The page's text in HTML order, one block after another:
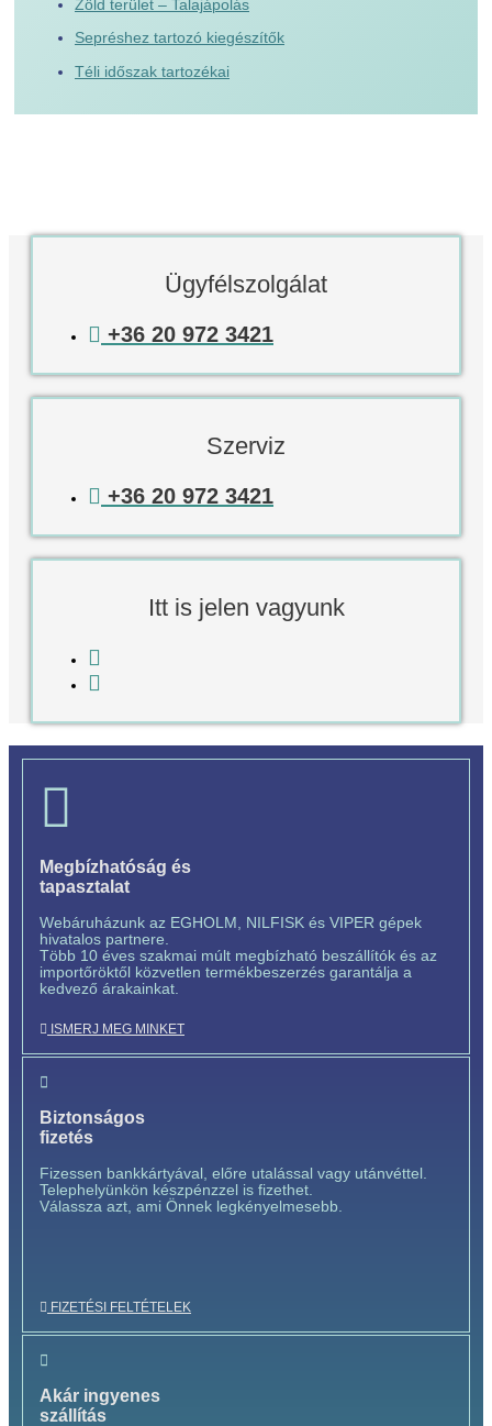
Zöld terület – Talajápolás
Sepréshez tartozó kiegészítők
Téli időszak tartozékai
Ügyfélszolgálat
+36 20 972 3421
Szerviz
+36 20 972 3421
Itt is jelen vagyunk
Megbízhatóság és
tapasztalat
Webáruházunk az EGHOLM, NILFISK és VIPER gépek
hivatalos partnere.
Több 10 éves szakmai múlt megbízható beszállítók és az
importőröktől közvetlen termékbeszerzés garantálja a
kedvező árakainkat.
ISMERJ MEG MINKET
Biztonságos
fizetés
Fizessen bankkártyával, előre utalással vagy utánvéttel.
Telephelyünkön készpénzzel is fizethet.
Válassza azt, ami Önnek legkényelmesebb.
FIZETÉSI FELTÉTELEK
Akár ingyenes
szállítás